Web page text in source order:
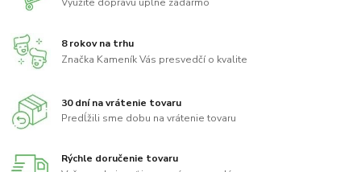
8 rokov na trhu
Značka Kameník Vás presvedčí o kvalite
30 dní na vrátenie tovaru
Predĺžili sme dobu na vrátenie tovaru
Rýchle doručenie tovaru